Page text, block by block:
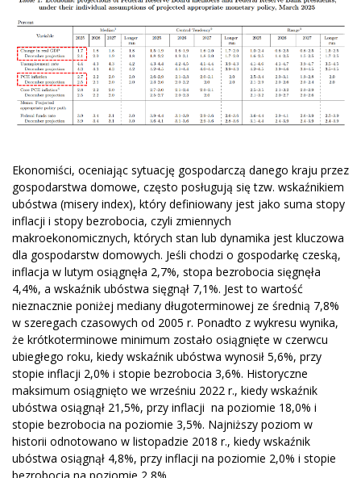
Ekonomiści, oceniając sytuację gospodarczą danego kraju przez
gospodarstwa domowe, często posługują się tzw. wskaźnikiem
ubóstwa (misery index), który definiowany jest jako suma stopy
inflacji i stopy bezrobocia, czyli zmiennych
makroekonomicznych, których stan lub dynamika jest kluczowa
dla gospodarstw domowych. Jeśli chodzi o gospodarkę czeską,
inflacja w lutym osiągnęła 2,7%, stopa bezrobocia sięgnęła
4,4%, a wskaźnik ubóstwa sięgnął 7,1%. Jest to wartość
nieznacznie poniżej mediany długoterminowej ze średnią 7,8%
w szeregach czasowych od 2005 r. Ponadto z wykresu wynika,
że krótkoterminowe minimum zostało osiągnięte w czerwcu
ubiegłego roku, kiedy wskaźnik ubóstwa wynosił 5,6%, przy
stopie inflacji 2,0% i stopie bezrobocia 3,6%. Historyczne
maksimum osiągnięto we wrześniu 2022 r., kiedy wskaźnik
ubóstwa osiągnął 21,5%, przy inflacji na poziomie 18,0% i
stopie bezrobocia na poziomie 3,5%. Najniższy poziom w
historii odnotowano w listopadzie 2018 r., kiedy wskaźnik
ubóstwa osiągnął 4,8%, przy inflacji na poziomie 2,0% i stopie